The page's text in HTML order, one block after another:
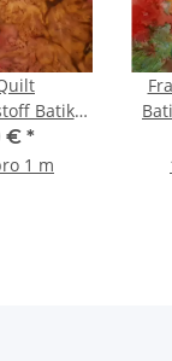
Batik
€ *
1 m